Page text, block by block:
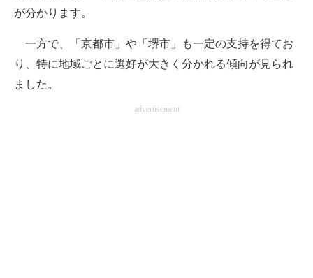
が分かります。
一方で、「京都市」や「堺市」も一定の支持を得てお
り、特に地域ごとに選好が大きく分かれる傾向が見られ
ました。
advertisement